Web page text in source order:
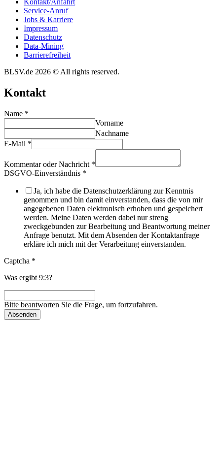
Service-Anruf
Jobs & Karriere
Impres­sum
Daten­schutz
Data-Mining
Barrie­re­frei­heit
BLSV.de 2026 © All rights reserved.
Kontakt
Name *
Vorname
Nachname
E-Mail *
Kommentar oder Nachricht *
DSGVO-Einverständnis *
Ja, ich habe die Datenschutzerklärung zur Kenntnis
genommen und bin damit einverstanden, dass die von mir
angegebenen Daten elektronisch erhoben und gespeichert
werden. Meine Daten werden dabei nur streng
zweckgebunden zur Bearbeitung und Beantwortung meiner
Anfrage benutzt. Mit dem Absenden der Kontaktanfrage
erkläre ich mich mit der Verarbeitung einverstanden.
Captcha *
Was ergibt 9:3?
Bitte beantworten Sie die Frage, um fortzufahren.
Absenden